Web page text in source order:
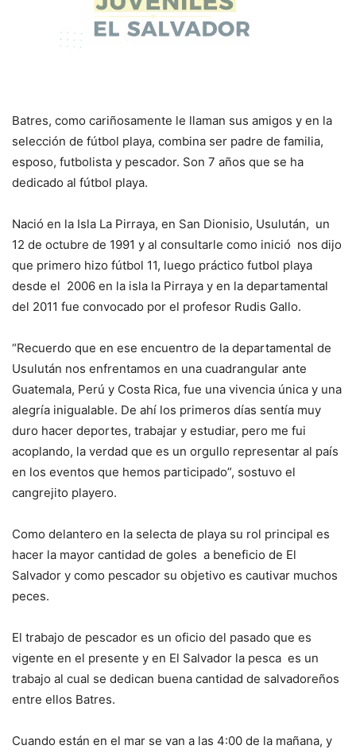
Batres, como cariñosamente le llaman sus amigos y en la
selección de fútbol playa, combina ser padre de familia,
esposo, futbolista y pescador. Son 7 años que se ha
dedicado al fútbol playa.
Nació en la Isla La Pirraya, en San Dionisio, Usulután, un
12 de octubre de 1991 y al consultarle como inició nos dijo
que primero hizo fútbol 11, luego práctico futbol playa
desde el 2006 en la isla la Pirraya y en la departamental
del 2011 fue convocado por el profesor Rudis Gallo.
“Recuerdo que en ese encuentro de la departamental de
Usulután nos enfrentamos en una cuadrangular ante
Guatemala, Perú y Costa Rica, fue una vivencia única y una
alegría inigualable. De ahí los primeros días sentía muy
duro hacer deportes, trabajar y estudiar, pero me fui
acoplando, la verdad que es un orgullo representar al país
en los eventos que hemos participado”, sostuvo el
cangrejito playero.
Como delantero en la selecta de playa su rol principal es
hacer la mayor cantidad de goles a beneficio de El
Salvador y como pescador su objetivo es cautivar muchos
peces.
El trabajo de pescador es un oficio del pasado que es
vigente en el presente y en El Salvador la pesca es un
trabajo al cual se dedican buena cantidad de salvadoreños
entre ellos Batres.
Cuando están en el mar se van a las 4:00 de la mañana, y